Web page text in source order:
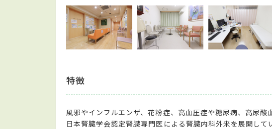
特徴
風邪やインフルエンザ、花粉症、高血圧症や糖尿病、高尿酸
日本腎臓学会認定腎臓専門医による腎臓内科外来を展開し